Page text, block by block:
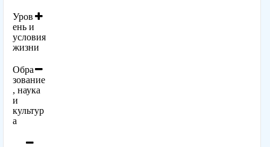
Уров
ень и
условия
жизни
Обра
зование
, наука
и
культур
а